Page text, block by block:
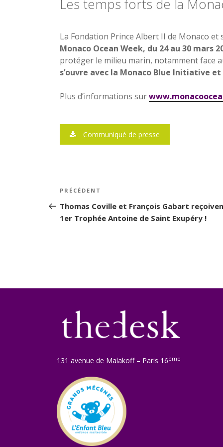
Les temps forts de la
La Fondation Prince Albert II de Monaco
Monaco Ocean Week, du 24 au 30 mars
protéger le milieu marin, notamment face
s’ouvre avec la Monaco Blue Initiative
Plus d’informations sur
Communiqué de presse
Navigation
de
l’article
Article
précédent
PRÉCÉDENT
Thomas Coville et François Gabart
1er Trophée Antoine de Saint Exupéry !
131 avenue de Malakoff – Paris 16ème